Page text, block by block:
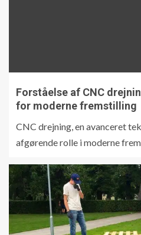
Forståelse af CNC
for moderne fremstilling
CNC drejning, en avanceret
afgørende rolle i moderne